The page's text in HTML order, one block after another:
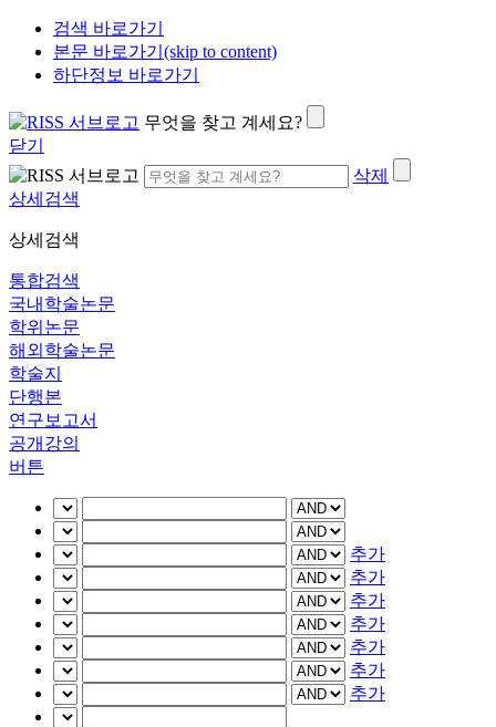
검색 바로가기
본문 바로가기(skip to content)
하단정보 바로가기
무엇을 찾고 계세요?
닫기
삭제
상세검색
상세검색
통합검색
국내학술논문
학위논문
해외학술논문
학술지
단행본
연구보고서
공개강의
버튼
추가
추가
추가
추가
추가
추가
추가